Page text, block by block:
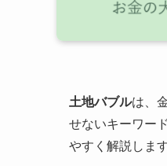
土地バブルは、
せないキーワー
やすく解説します